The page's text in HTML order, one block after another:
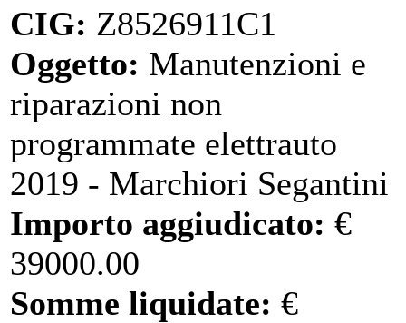
CIG: Z8526911C1
Oggetto: Manutenzioni e
riparazioni non
programmate elettrauto
2019 - Marchiori Segantini
Importo aggiudicato: €
39000.00
Somme liquidate: €